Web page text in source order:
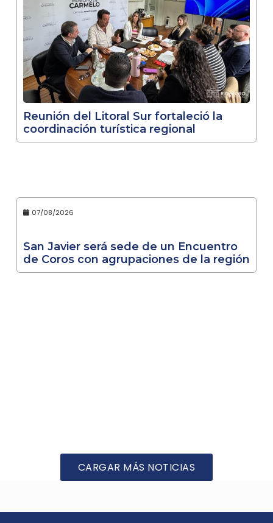
Reunión del Litoral Sur fortaleció la
coordinación turística regional
07/08/2026
San Javier será sede de un Encuentro
de Coros con agrupaciones de la región
CARGAR MÁS NOTICIAS